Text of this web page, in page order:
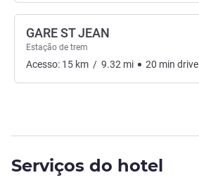
GARE ST JEAN
Estação de trem
Acesso: 15 km / 9.32 mi 20 min drive
Serviços do hotel